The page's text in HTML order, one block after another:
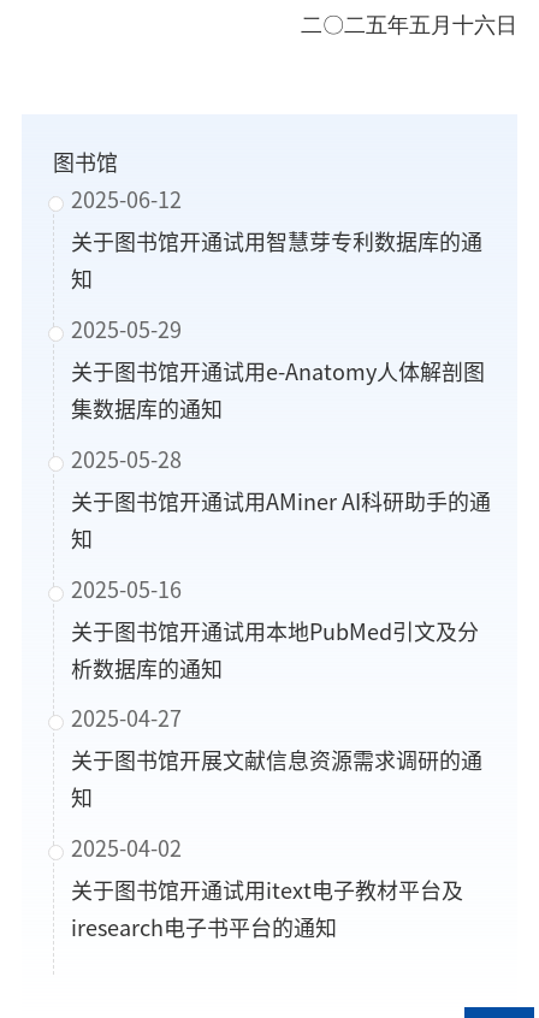
二〇二五年五月十六日
图书馆
2025-06-12
关于图书馆开通试用智慧芽专利数据库的通
知
2025-05-29
关于图书馆开通试用e-Anatomy人体解剖图
集数据库的通知
2025-05-28
关于图书馆开通试用AMiner AI科研助手的通
知
2025-05-16
关于图书馆开通试用本地PubMed引文及分
析数据库的通知
2025-04-27
关于图书馆开展文献信息资源需求调研的通
知
2025-04-02
关于图书馆开通试用itext电子教材平台及
iresearch电子书平台的通知